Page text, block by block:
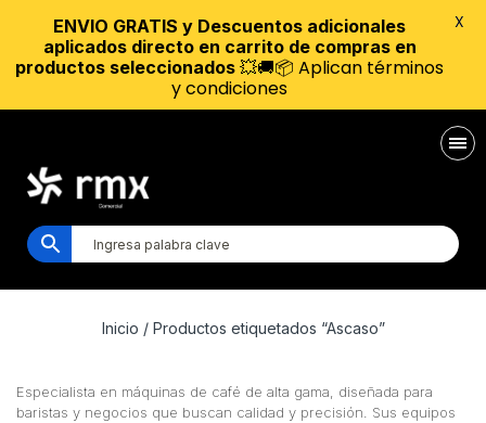
Inicio / Productos etiquetados “Ascaso”
Especialista en máquinas de café de alta gama, diseñada para
baristas y negocios que buscan calidad y precisión. Sus equipos
ENVIO GRATIS y Descuentos adicionales
aplicados directo en carrito de compras en
productos seleccionados 💥🚚📦 Aplican términos
y condiciones
X